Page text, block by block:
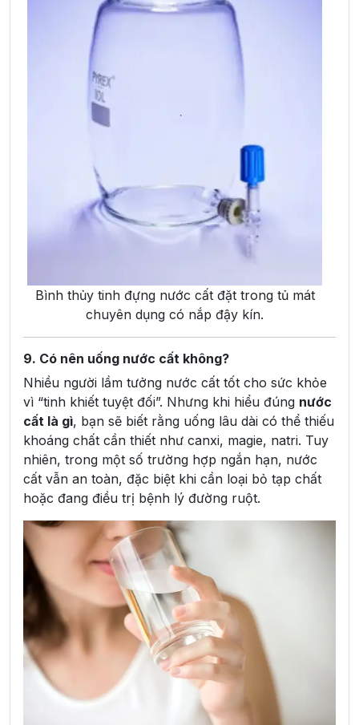
Bình thủy tinh đựng nước cất đặt trong tủ mát
chuyên dụng có nắp đậy kín.
9. Có nên uống nước cất không?
Nhiều người lầm tưởng nước cất tốt cho sức khỏe
vì “tinh khiết tuyệt đối”. Nhưng khi hiểu đúng nước
cất là gì, bạn sẽ biết rằng uống lâu dài có thể thiếu
khoáng chất cần thiết như canxi, magie, natri. Tuy
nhiên, trong một số trường hợp ngắn hạn, nước
cất vẫn an toàn, đặc biệt khi cần loại bỏ tạp chất
hoặc đang điều trị bệnh lý đường ruột.